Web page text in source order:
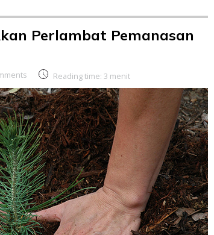
Perlambat Pemanasan
Reading time: 3 menit